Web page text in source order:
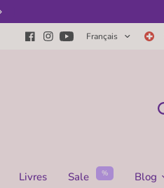
Français
Livres Sale % Blog